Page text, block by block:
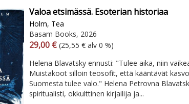
Valoa etsimässä. Esoterian historiaa
Holm, Tea
Basam Books, 2026
Arvonlisäverollinen hinta
29,00 € Arvonlisäveroton hinta
(25,55 € alv 0 %)
Helena Blavatsky ennusti: "Tulee aika, niin
Muistakoot silloin teosofit, että kääntävät
Suomesta tulee valo." Helena Petrovna
spiritualisti, okkulttinen kirjailija ja...